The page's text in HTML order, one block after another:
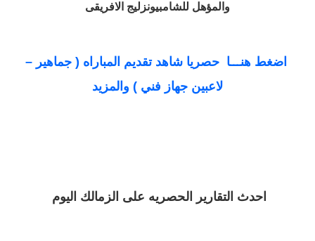
والمؤهل للشامبيونزليج الافريقى
اضغط هنـــا حصريا شاهد تقديم المباراه ( جماهير –
لاعبين جهاز فني ) والمزيد
احدث التقارير الحصريه على الزمالك اليوم